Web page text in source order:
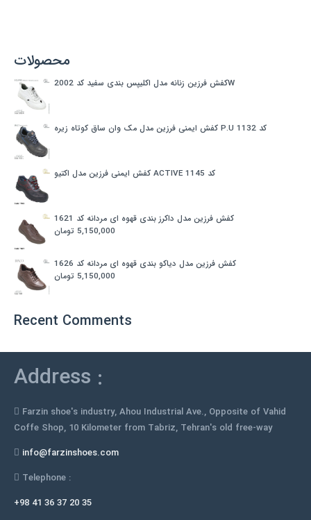
محصولات
کفش فرزین زنانه مدل اکلیپس بندی سفید کد 2002W
کفش ایمنی فرزین مدل مک وان ساق کوتاه زیره P.U کد 1132
کفش ایمنی فرزین مدل اکتیو ACTIVE کد 1145
کفش فرزین مدل داکرز بندی قهوه ای مردانه کد 1621
5,150,000 تومان
کفش فرزین مدل دیاکو بندی قهوه ای مردانه کد 1626
5,150,000 تومان
Recent Comments
Address :
Farzin shoe's industry, Ahou Industrial Ave., Opposite of Vahid
Coffe Shop, 10 Kilometer from Tabriz, Tehran's old free-way
info@farzinshoes.com
Telephone :
+98 41 36 37 20 35